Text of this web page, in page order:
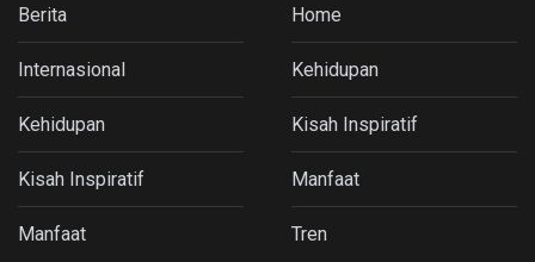
Berita
Internasional
Kehidupan
Kisah Inspiratif
Manfaat
Home
Kehidupan
Kisah Inspiratif
Manfaat
Tren